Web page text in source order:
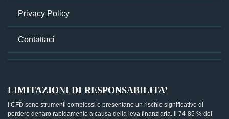
Privacy Policy
Contattaci
LIMITAZIONI DI RESPONSABILITA’
I CFD sono strumenti complessi e presentano un rischio significativo di
perdere denaro rapidamente a causa della leva finanziaria. Il 74-85 % dei